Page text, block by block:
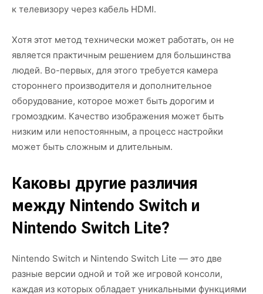
к телевизору через кабель HDMI.
Хотя этот метод технически может работать, он не
является практичным решением для большинства
людей. Во-первых, для этого требуется камера
стороннего производителя и дополнительное
оборудование, которое может быть дорогим и
громоздким. Качество изображения может быть
низким или непостоянным, а процесс настройки
может быть сложным и длительным.
Каковы другие различия
между Nintendo Switch и
Nintendo Switch Lite?
Nintendo Switch и Nintendo Switch Lite — это две
разные версии одной и той же игровой консоли,
каждая из которых обладает уникальными функциями